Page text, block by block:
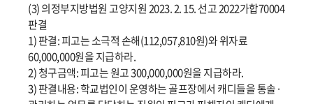
(3) 의정부지방법원 고양지원 2023. 2. 15. 선고 2022가합70004
판결
1) 판결: 피고는 소극적 손해(112,057,810원)와 위자료
60,000,000원을 지급하라.
2) 청구금액: 피고는 원고 300,000,000원을 지급하라.
3) 판결내용: 학교법인이 운영하는 골프장에서 캐디들을 통솔·